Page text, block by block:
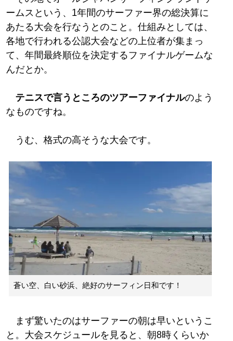
ームスという、1年間のサーファー界の総決算に
あたる大会を行なうとのこと。仕組みとしては、
各地で行われる公認大会などの上位者が集まっ
て、年間最終順位を決定するファイナルゲームな
んだとか。
テニスで言うところのツアーファイナルのよう
なものですね。
うむ、格式の高そうな大会です。
蒼い空、白い砂浜、絶好のサーフィン日和です！
まず驚いたのはサーファーの朝は早いというこ
と。大会スケジュールを見ると、朝8時くらいか